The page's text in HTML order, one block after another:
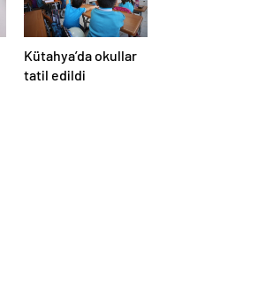
Kütahya’da okullar
tatil edildi